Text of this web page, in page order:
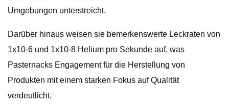
Umgebungen unterstreicht.
Darüber hinaus weisen sie bemerkenswerte Leckraten von
1x10-6 und 1x10-8 Helium pro Sekunde auf, was
Pasternacks Engagement für die Herstellung von
Produkten mit einem starken Fokus auf Qualität
verdeutlicht.